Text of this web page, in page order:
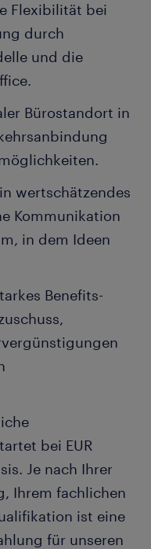
Flexibilität bei
durch
und die
Bürostandort in
wertschätzendes
Kommunikation
in dem Ideen
Benefits-
bei EUR
Je nach Ihrer
Ihrem fachlichen
ist eine
für unseren